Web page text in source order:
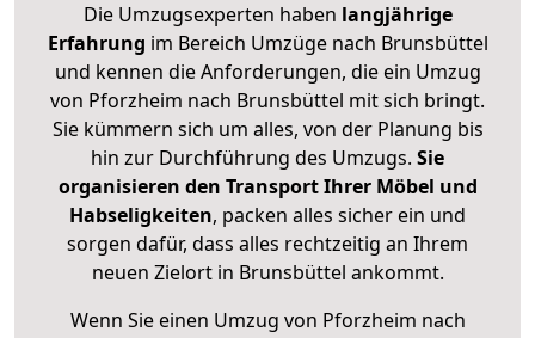
Die Umzugsexperten haben langjährige
Erfahrung im Bereich Umzüge nach Brunsbüttel
und kennen die Anforderungen, die ein Umzug
von Pforzheim nach Brunsbüttel mit sich bringt.
Sie kümmern sich um alles, von der Planung bis
hin zur Durchführung des Umzugs. Sie
organisieren den Transport Ihrer Möbel und
Habseligkeiten, packen alles sicher ein und
sorgen dafür, dass alles rechtzeitig an Ihrem
neuen Zielort in Brunsbüttel ankommt.
Wenn Sie einen Umzug von Pforzheim nach